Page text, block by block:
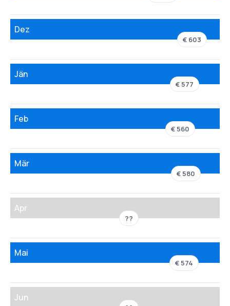
Dez
€ 603
Jän
€ 577
Feb
€ 560
Mär
€ 580
Apr
??
Mai
€ 574
Jun